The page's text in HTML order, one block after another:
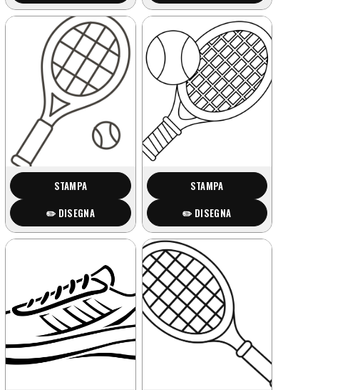
STAMPA
✏️ DISEGNA
STAMPA
✏️ DISEGNA